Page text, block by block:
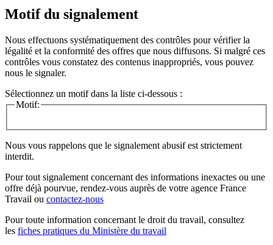
Motif du signalement
Nous effectuons systématiquement des contrôles pour vérifier la
légalité et la conformité des offres que nous diffusons. Si malgré ces
contrôles vous constatez des contenus inappropriés, vous pouvez
nous le signaler.
Sélectionnez un motif dans la liste ci-dessous :
Motif:
Nous vous rappelons que le signalement abusif est strictement
interdit.
Pour tout signalement concernant des informations inexactes ou une
offre déjà pourvue, rendez-vous auprès de votre agence France
Travail ou contactez-nous
Pour toute information concernant le droit du travail, consultez
les fiches pratiques du Ministère du travail